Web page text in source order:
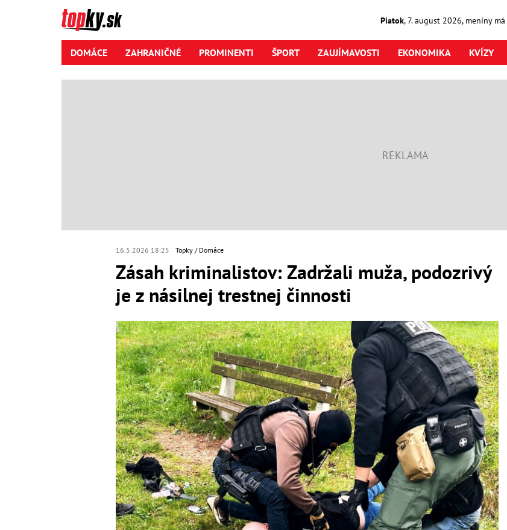
Piatok,7. august2026, meniny má
DOMÁCE ZAHRANIČNÉ PROMINENTI ŠPORT ZAUJÍMAVOSTI EKONOMIKA KVÍZY
16.5.2026 18:25 Topky Domáce
Zásah kriminalistov: Zadržali muža, podozrivý
je z násilnej trestnej činnosti